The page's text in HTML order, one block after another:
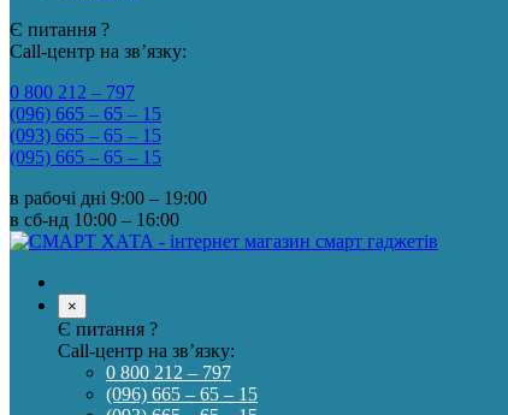
Є питання ?
Call-центр на зв’язку:
0 800 212 – 797
(096) 665 – 65 – 15
(093) 665 – 65 – 15
(095) 665 – 65 – 15
в рабочі дні 9:00 – 19:00
в сб-нд 10:00 – 16:00
×
Є питання ?
Call-центр на зв’язку:
0 800 212 – 797
(096) 665 – 65 – 15